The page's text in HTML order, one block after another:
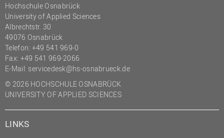
Präsidialbüro
Professional School
Projekte des Präsidiums
Projektmanagement Office
Prozessmanagement
Recht
Science to Business GmbH
Hochschule Osnabrück
University of Applied Sciences
Albrechtstr. 30
49076 Osnabrück
Telefon: +49 541 969-0
Fax: +49 541 969-2066
E-Mail: servicedesk@hs-osnabrueck.de
© 2026 HOCHSCHULE OSNABRÜCK
UNIVERSITY OF APPLIED SCIENCES
LINKS